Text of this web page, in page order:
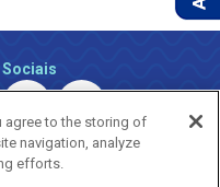
Sociais
agree to the storing of
navigation, analyze
efforts.